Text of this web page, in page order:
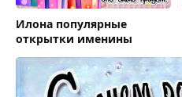
Илона популярные
открытки именины